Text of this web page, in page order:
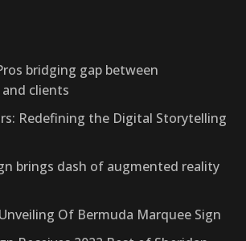
bridging gap between
clients
Redefining the Digital Storytelling
brings dash of augmented reality
Of Bermuda Marquee Sign